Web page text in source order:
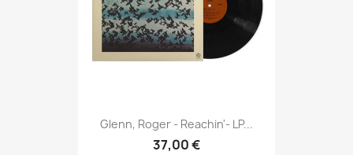
Glenn, Roger - Reachin'- LP...
37,00 €